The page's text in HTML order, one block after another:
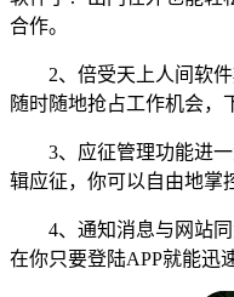
合作。
2、倍受天上人间软件
随时随地抢占工作机会，
3、应征管理功能进一
辑应征，你可以自由地掌
4、通知消息与网站同
在你只要登陆APP就能迅